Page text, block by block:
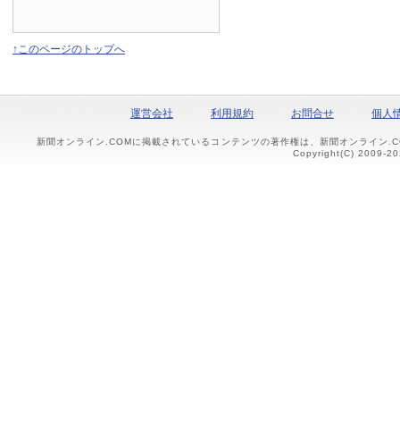
↑このページのトップへ
運営会社 利用規約 お問合せ 個人
新聞オンライン.COMに掲載されているコンテンツの著作権は、新聞オンライン
Copyright(C) 2009-